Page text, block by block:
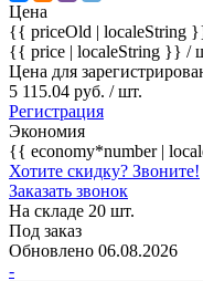
Цена
{{ priceOld | localeString
{{ price | localeString }} /
Цена для
5 115.04 руб. / шт.
Регистрация
Экономия
{{ economy*number |
Хотите скидку? Звоните!
Заказать звонок
На складе 20 шт.
Под заказ
Обновлено 06.08.2026
-